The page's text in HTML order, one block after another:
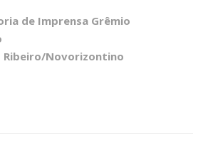
de Imprensa Grêmio
Ribeiro/Novorizontino